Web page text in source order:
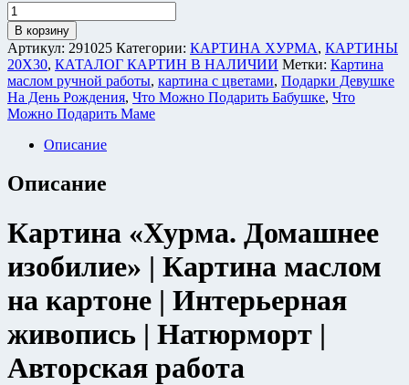
Количество
товара
Картина
«Хурма.
Домашнее
изобилие»
Интерьерная
живопись
Натюрморт
см,
в
20х23
см.
В корзину
Артикул: 291025 Категории: КАРТИНА ХУРМА, КАРТИНЫ
20Х30, КАТАЛОГ КАРТИН В НАЛИЧИИ Метки: Картина
маслом ручной работы, картина с цветами, Подарки Девушке
На День Рождения, Что Можно Подарить Бабушке, Что
Можно Подарить Маме
Описание
Описание
Картина «Хурма. Домашнее
изобилие» | Картина маслом
на картоне | Интерьерная
живопись | Натюрморт |
Авторская работа